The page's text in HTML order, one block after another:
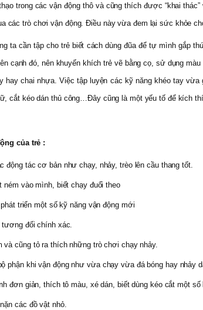
trong các vận động thô và cũng thích được “khai
các trò chơi vận động. Điều này vừa đem lại sức khỏe
ta cần tập cho trẻ biết cách dùng đũa để tự mình gắp
cạnh đó, nên khuyến khích trẻ vẽ bằng cọ, sử dụng
hay chai nhựa. Việc tập luyện các kỹ năng khéo tay
cắt kéo dán thủ công…Đây cũng là một yếu tố để kích
của trẻ :
động tác cơ bản như chạy, nhảy, trèo lên cầu thang tốt.
ném vào mình, biết chạy đuổi theo
triển một số kỹ năng vận động mới
đối chính xác.
và cũng tỏ ra thích những trò chơi chạy nhảy.
phận khi vận động như vừa chạy vừa đá bóng hay nhảy
đơn giản, thích tô màu, xé dán, biết dùng kéo cắt một số
các đồ vật nhỏ.